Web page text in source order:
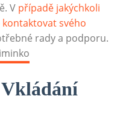
V případě jakýchkoli
svého
rady a podporu.